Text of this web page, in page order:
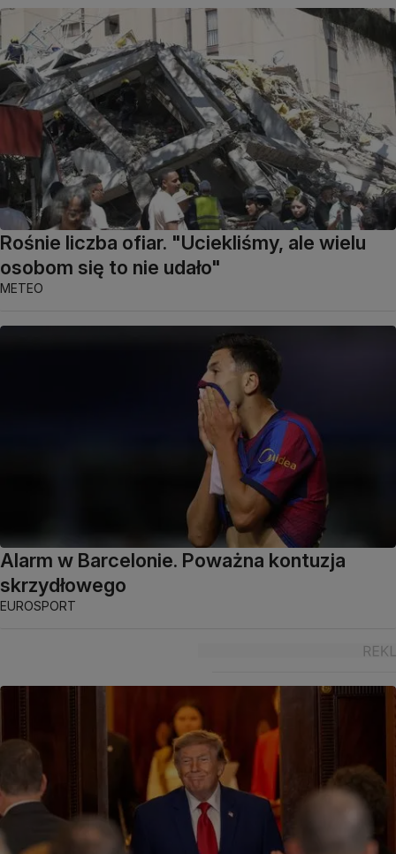
Rośnie liczba ofiar. "Uciekliśmy, ale wielu
osobom się to nie udało"
METEO
Alarm w Barcelonie. Poważna kontuzja
skrzydłowego
EUROSPORT